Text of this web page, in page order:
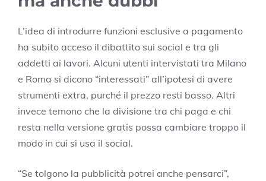
L’idea di introdurre funzioni esclusive a pagamento
ha subito acceso il dibattito sui social e tra gli
addetti ai lavori. Alcuni utenti intervistati tra Milano
e Roma si dicono “interessati” all’ipotesi di avere
strumenti extra, purché il prezzo resti basso. Altri
invece temono che la divisione tra chi paga e chi
resta nella versione gratis possa cambiare troppo il
modo in cui si usa il social.
“Se tolgono la pubblicità potrei anche pensarci”,